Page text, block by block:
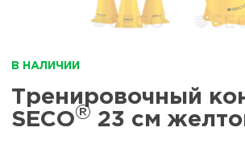
В НАЛИЧИИ
Тренировочный
SECO® 23 см